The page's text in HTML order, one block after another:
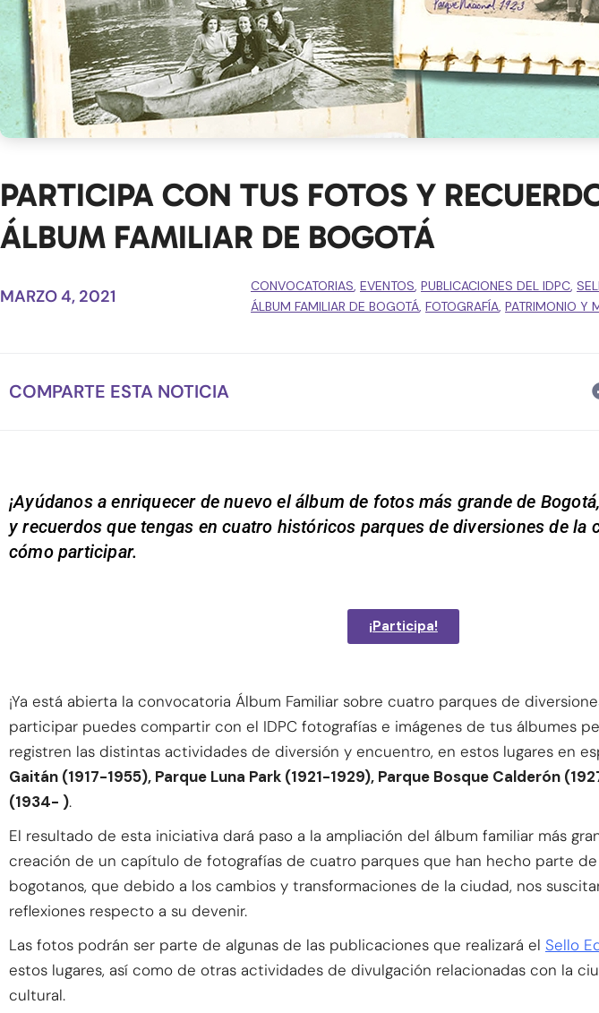
PARTICIPA CON TUS FOTOS Y
ÁLBUM FAMILIAR DE BOGOTÁ
MARZO 4, 2021 CONVOCATORIAS, EVENTOS, PUBLICACIONES DEL IDPC,
ÁLBUM FAMILIAR DE BOGOTÁ, FOTOGRAFÍA, PATRIMONIO Y
COMPARTE ESTA NOTICIA
¡Ayúdanos a enriquecer de nuevo el álbum de fotos más grande de
y recuerdos que tengas en cuatro históricos parques de diversiones de la
cómo participar.
¡Participa!
¡Ya está abierta la convocatoria Álbum Familiar sobre cuatro parques de
participar puedes compartir con el IDPC fotografías e imágenes de tus álbumes
registren las distintas actividades de diversión y encuentro, en estos lugares en
Gaitán (1917-1955), Parque Luna Park (1921-1929), Parque Bosque Calderón
(1934- ).
El resultado de esta iniciativa dará paso a la ampliación del álbum familiar más
creación de un capítulo de fotografías de cuatro parques que han hecho parte
bogotanos, que debido a los cambios y transformaciones de la ciudad, nos
reflexiones respecto a su devenir.
Las fotos podrán ser parte de algunas de las publicaciones que realizará el Sello
estos lugares, así como de otras actividades de divulgación relacionadas con la
cultural.